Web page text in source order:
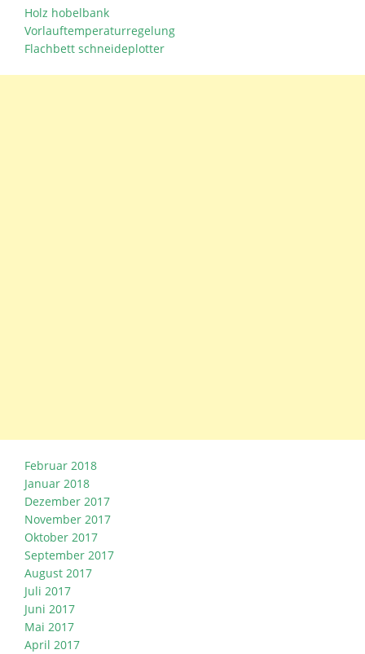
Holz hobelbank
Vorlauftemperaturregelung
Flachbett schneideplotter
Februar 2018
Januar 2018
Dezember 2017
November 2017
Oktober 2017
September 2017
August 2017
Juli 2017
Juni 2017
Mai 2017
April 2017